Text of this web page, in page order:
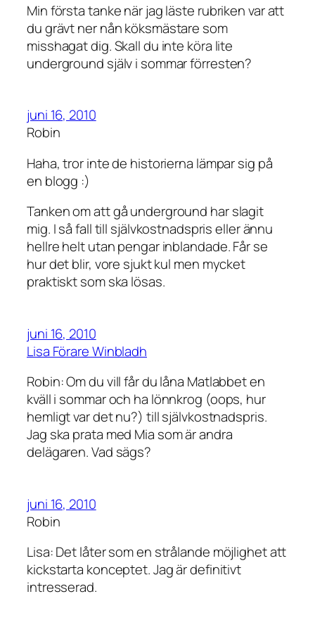
Min första tanke när jag läste rubriken var att
du grävt ner nån köksmästare som
misshagat dig. Skall du inte köra lite
underground själv i sommar förresten?
juni 16, 2010
Robin
Haha, tror inte de historierna lämpar sig på
en blogg :)
Tanken om att gå underground har slagit
mig. I så fall till självkostnadspris eller ännu
hellre helt utan pengar inblandade. Får se
hur det blir, vore sjukt kul men mycket
praktiskt som ska lösas.
juni 16, 2010
Lisa Förare Winbladh
Robin: Om du vill får du låna Matlabbet en
kväll i sommar och ha lönnkrog (oops, hur
hemligt var det nu?) till självkostnadspris.
Jag ska prata med Mia som är andra
delägaren. Vad sägs?
juni 16, 2010
Robin
Lisa: Det låter som en strålande möjlighet att
kickstarta konceptet. Jag är definitivt
intresserad.